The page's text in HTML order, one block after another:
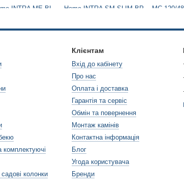
комплектуючі
колонки
Клієнтам
Вхід до кабінету
Про нас
Оплата і доставка
Гарантія та сервіс
Обмін та повернення
Монтаж камінів
Контактна інформація
Блог
Угода користувача
Бренди